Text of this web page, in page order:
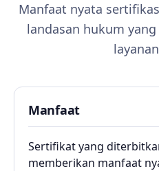
Manfaat nyata
landasan hukum
Manfaat
Sertifikat yang
memberikan manfaat